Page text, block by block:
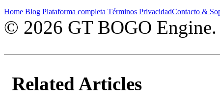
Home Blog Plataforma completa Términos PrivacidadContacto &
© 2026 GT BOGO Engine.
Related Articles